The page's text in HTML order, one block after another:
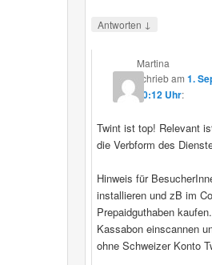
Antworten ↓
Martina
schriebam1.
20:12 Uhr:
Twint ist top! Relevant
die Verbform des
Hinweis für
installieren und zB im
Prepaidguthaben
Kassabon einscannen
ohne Schweizer Konto